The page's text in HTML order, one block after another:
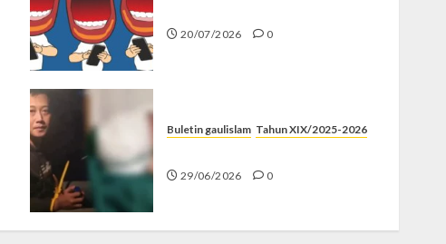
20/07/2026 0
Buletin gaulislam Tahun XIX/2025-2026
29/06/2026 0